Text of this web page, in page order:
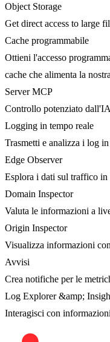
Object Storage
Get direct access to large
Cache programmabile
Ottieni l'accesso
cache che alimenta la
Server MCP
Controllo potenziato
Logging in tempo reale
Trasmetti e analizza i log
Edge Observer
Esplora i dati sul traffico in
Domain Inspector
Valuta le informazioni a
Origin Inspector
Visualizza informazioni
Avvisi
Crea notifiche per le
Log Explorer &amp;
Interagisci con